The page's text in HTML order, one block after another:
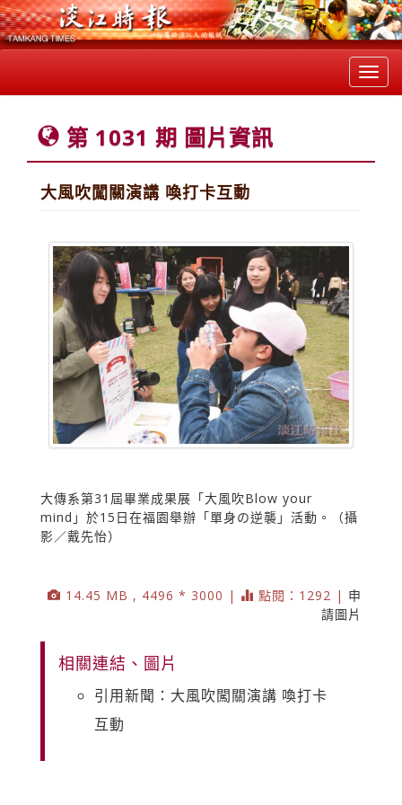
第 1031 期 圖片資訊
大風吹闖關演講 喚打卡互動
大傳系第31屆畢業成果展「大風吹Blow your
mind」於15日在福園舉辦「單身の逆襲」活動。（攝
影／戴先怡）
14.45 MB , 4496 * 3000 | 點閱：1292 | 申
請圖片
相關連結、圖片
引用新聞：大風吹闖關演講 喚打卡
互動